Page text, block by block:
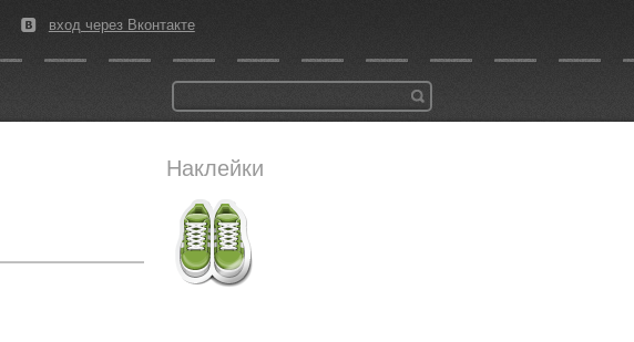
вход через Вконтакте
Наклейки